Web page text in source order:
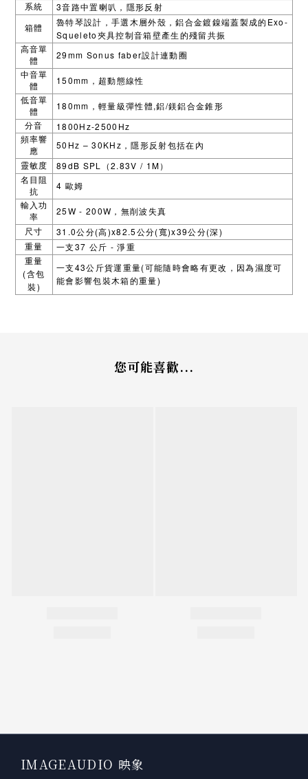
系統 3音路中置喇叭，隱形反射
箱體
魯特琴設計，手選木層外殼，鋁合金鍍鎳端蓋製成的 Exo-
Squeleto 夾具控制音箱壁產生的殘留共振
高音單
體
29mm Sonus faber設計連動圈
中音單
體
150mm ，超動態線性
低音單
體
180mm ，輕量級彈性體 ,鋁/鎂鋁合金錐形
分音
1800Hz-2500Hz
頻率響
應
50Hz – 30KHz ，隱形反射包括在內
靈敏度 89dB SPL （2.83V / 1M ）
名目阻
抗
4 歐姆
輸入功
率
25W - 200W ，無削波失真
尺寸 31.0公分(高)x82.5 公分(寬)x39公分(深)
重量 一支 37 公斤 -淨重
重量
(含包
裝)
一支 43公斤貨運重量(可能隨時會略有更改，因為濕度可
能會影響包裝木箱的重量)
您可能喜歡...
IMAGEAUDIO 映象